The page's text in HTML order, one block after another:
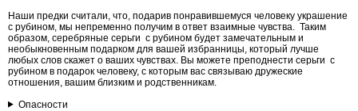
Наши предки считали, что, подарив понравившемуся человеку украшение
с рубином, мы непременно получим в ответ взаимные чувства. Таким
образом, серебряные серьги с рубином будет замечательным и
необыкновенным подарком для вашей избранницы, который лучше
любых слов скажет о ваших чувствах. Вы можете преподнести серьги с
рубином в подарок человеку, с которым вас связываю дружеские
отношения, вашим близким и родственникам.
Опасности